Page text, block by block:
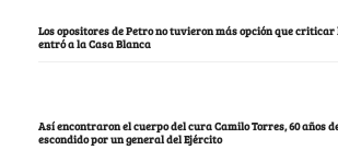
Los opositores de Petro no tuvieron más opción que
entró a la Casa Blanca
Así encontraron el cuerpo del cura Camilo Torres, 60 años
escondido por un general del Ejército